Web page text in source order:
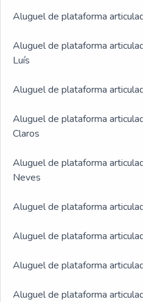
Aluguel de plataforma
Aluguel de plataforma
Luís
Aluguel de plataforma
Aluguel de plataforma
Claros
Aluguel de plataforma
Neves
Aluguel de plataforma
Aluguel de plataforma
Aluguel de plataforma
Aluguel de plataforma